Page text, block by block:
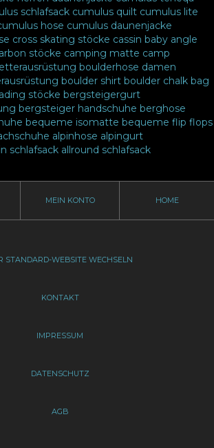
schlafsack cumulus quilt cumulus lite
hose cumulus daunenjacke
cross skating stöcke cassin baby angle
stöcke camping matte camp
boulderhose damen
boulder shirt boulder chalk bag
stöcke bergsteigergurt
bergsteiger handschuhe berghose
bequeme isomatte bequeme flip flops
alpinhose alpingurt
schlafsack allround schlafsack
MEIN KONTO HOME
STANDARD-WEBSITE WECHSELN
KONTAKT
IMPRESSUM
DATENSCHUTZ
AGB